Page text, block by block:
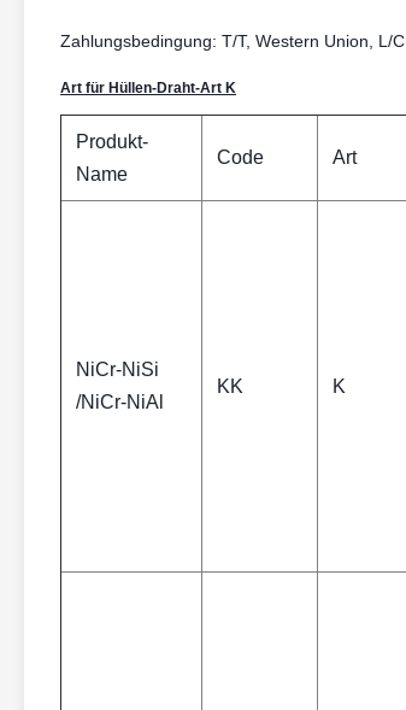
Zahlungsbedingung: T/T, Western Union, L/C
Art für Hüllen-Draht-Art K
Produkt-
Name
Code Art
NiCr-NiSi
/NiCr-NiAl
KK K